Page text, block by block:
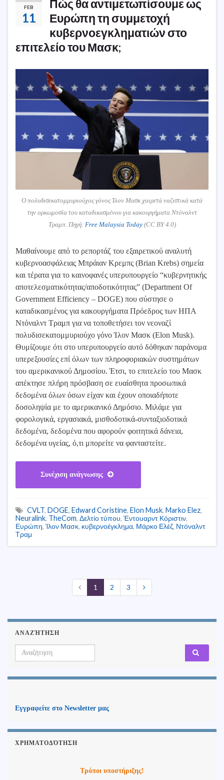
FEB
11
Πώς θα αντιμετωπίσουμε ως
Ευρώπη τη συμμετοχή
κυβερνοεγκληματιών στο
επιτελείο του Μασκ;
Ο πολυδισεκατομμυριούχος γόνος Ίλον Μασκ χαιρετά ναζιστικά κατά
την ορκωμοσία του καταδικασμένου για κακουργήματα Ντόναλντ
Τραμπ. Πηγή: Free Malaysia Today(CC BY 4.0)
Μαθαίνουμε από το ρεπορτάζ του εξαιρετικού αναλυτή
κυβερνοασφάλειας Μπράιαν Κρεμπς (Brian Krebs) σημεία
και τέρατα για το καινοφανές υπερυπουργείο “κυβερνητικής
αποτελεσματικότητας/αποδοτικότητας” (Department Of
Government Efficiency – DOGE) που σύστησε ο
καταδικασμένος για κακουργήματα Πρόεδρος των ΗΠΑ
Ντόναλντ Τραμπ για να τοποθετήσει τον νεοναζί
πολυδισεκατομμυριούχο γόνο Ίλον Μασκ (Elon Musk).
Θυμίζουμε ότι στο υπερυπουργείο αυτό δόθηκαν παράνομα
υπερεξουσίες επί όλων των πληροφοριακών συστημάτων
του αμερικανικού Δημοσίου. Έτσι, το επιτελείο του Μασκ
απέκτησε πλήρη πρόσβαση σε ευαίσθητα προσωπικά
δεδομένα όλων όσων είχαν και έχουν οποιαδήποτε
δοσοληψία με το αμερικανικό Δημόσιο. Μιλάμε για
φορολογικά, εργασιακά, μισθοδοτικά-συνταξιοδοτικά
δεδομένα, δεδομένα που αφορούν φοιτητικά δάνεια,
δεδομένα υγείας, ό,τι μπορείτε να φανταστείτε.
Συνέχιση ανάγνωσης
CVLT, DOGE, Edward Coristine, Elon Musk, Marko Elez,
Neuralink, TheCom, Δελτίο τύπου, Έντουαρντ Κόριστιν,
Ευρώπη, Ίλον Μασκ, κυβερνοέγκλημα, Μάρκο Ελέζ, Ντόναλντ
Τραμ
1 2 3
ΑΝΑΖΉΤΗΣΗ
Search for:
Εγγραφείτε στο Newsletter μας
ΧΡΗΜΑΤΟΔΌΤΗΣΗ
Τρόποι υποστήριξης!